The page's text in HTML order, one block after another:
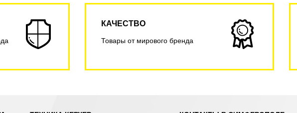
КАЧЕСТВО
Товары от мирового бренда